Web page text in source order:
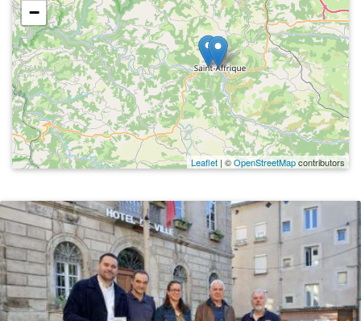
−
Leaflet | ©OpenStreetMapcontributors